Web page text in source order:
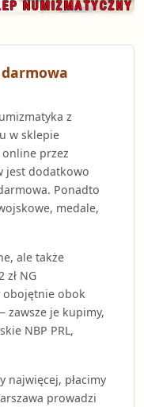
z
w sklepie
przez
jest dodatkowo
Ponadto
medale,
ale także
zł NG
obojętnie obok
zawsze je kupimy,
NBP PRL,
płacimy
prowadzi